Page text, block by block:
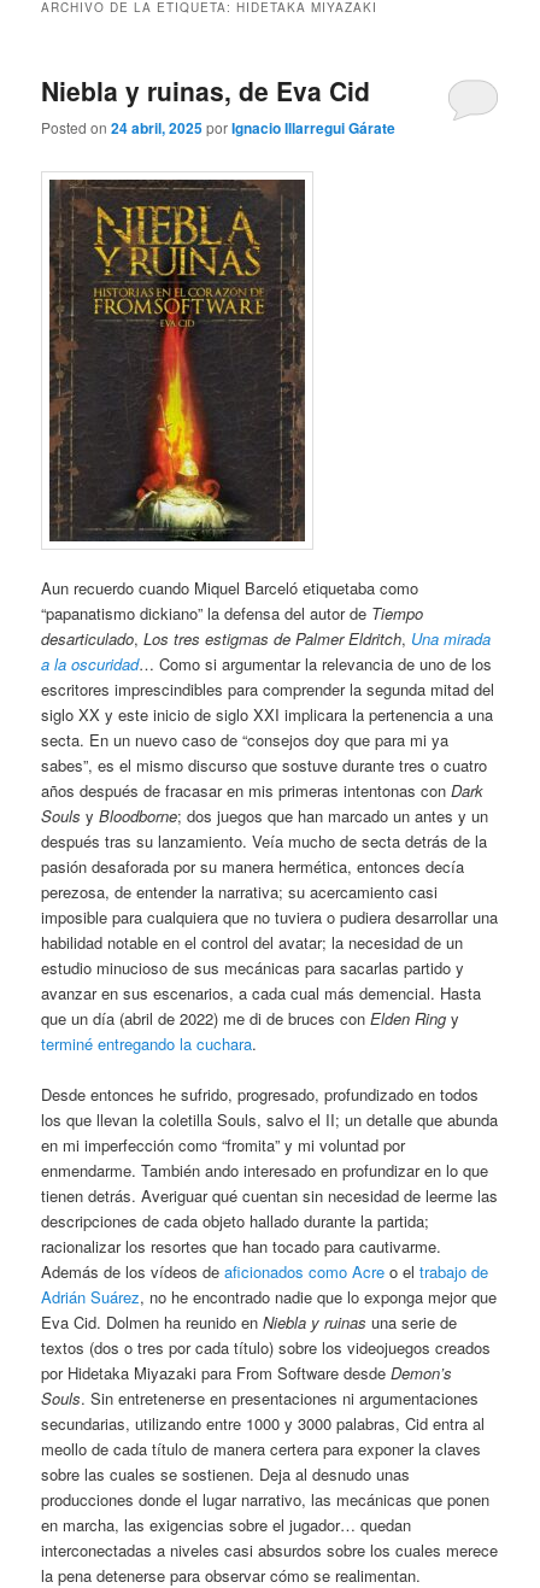
ARCHIVO DE LA ETIQUETA:HIDETAKA MIYAZAKI
Niebla y ruinas, de Eva Cid
Posted on24 abril, 2025porIgnacio Illarregui Gárate
Aun recuerdo cuando Miquel Barceló etiquetaba como
“papanatismo dickiano” la defensa del autor de Tiempo
desarticulado,Los tres estigmas de Palmer Eldritch, Una mirada
a la oscuridad… Como si argumentar la relevancia de uno de los
escritores imprescindibles para comprender la segunda mitad del
siglo XX y este inicio de siglo XXI implicara la pertenencia a una
secta. En un nuevo caso de “consejos doy que para mi ya
sabes”, es el mismo discurso que sostuve durante tres o cuatro
años después de fracasar en mis primeras intentonas conDark
Souls yBloodborne; dos juegos que han marcado un antes y un
después tras su lanzamiento. Veía mucho de secta detrás de la
pasión desaforada por su manera hermética, entonces decía
perezosa, de entender la narrativa; su acercamiento casi
imposible para cualquiera que no tuviera o pudiera desarrollar una
habilidad notable en el control del avatar; la necesidad de un
estudio minucioso de sus mecánicas para sacarlas partido y
avanzar en sus escenarios, a cada cual más demencial. Hasta
que un día (abril de 2022) me di de bruces conElden Ring y
terminé entregando la cuchara.
Desde entonces he sufrido, progresado, profundizado en todos
los que llevan la coletilla Souls, salvo el II; un detalle que abunda
en mi imperfección como “fromita” y mi voluntad por
enmendarme. También ando interesado en profundizar en lo que
tienen detrás. Averiguar qué cuentan sin necesidad de leerme las
descripciones de cada objeto hallado durante la partida;
racionalizar los resortes que han tocado para cautivarme.
Además de los vídeos deaficionados como Acre o eltrabajo de
Adrián Suárez, no he encontrado nadie que lo exponga mejor que
Eva Cid. Dolmen ha reunido enNiebla y ruinas una serie de
textos (dos o tres por cada título) sobre los videojuegos creados
por Hidetaka Miyazaki para From Software desdeDemon’s
Souls. Sin entretenerse en presentaciones ni argumentaciones
secundarias, utilizando entre 1000 y 3000 palabras, Cid entra al
meollo de cada título de manera certera para exponer la claves
sobre las cuales se sostienen. Deja al desnudo unas
producciones donde el lugar narrativo, las mecánicas que ponen
en marcha, las exigencias sobre el jugador… quedan
interconectadas a niveles casi absurdos sobre los cuales merece
la pena detenerse para observar cómo se realimentan.